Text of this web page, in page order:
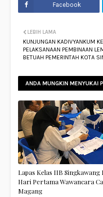
Facebook
LEBIH LAMA
KUNJUNGAN KADIVYANKUM
PELAKSANAAN PEMBINAAN
BETUAH PEMERINTAH KOTA
ANDA MUNGKIN MENYUKAI
Lapas Kelas IIB Singkawang
Hari Pertama Wawancara
Magang